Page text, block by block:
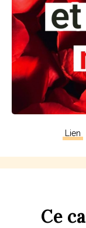
Lien
Ce ca